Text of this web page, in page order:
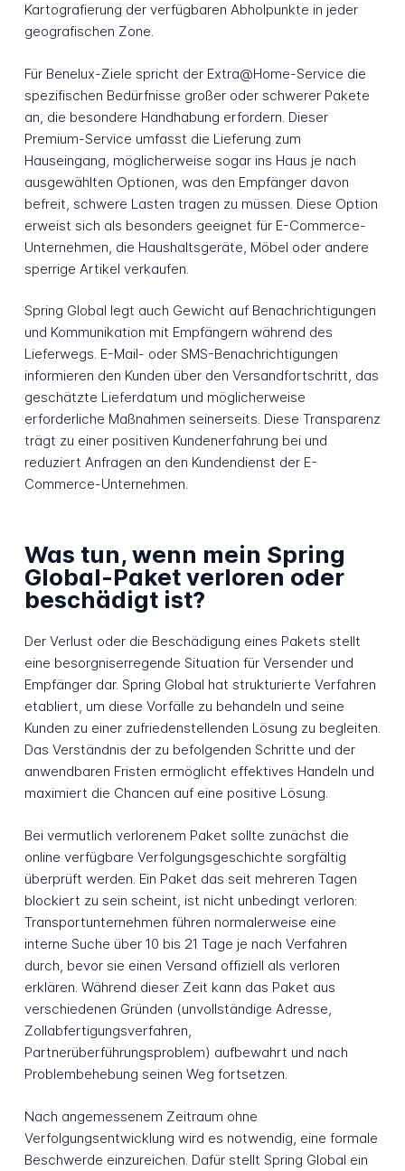
Kartografierung der verfügbaren Abholpunkte in jeder
geografischen Zone.
Für Benelux-Ziele spricht der Extra@Home-Service die
spezifischen Bedürfnisse großer oder schwerer Pakete
an, die besondere Handhabung erfordern. Dieser
Premium-Service umfasst die Lieferung zum
Hauseingang, möglicherweise sogar ins Haus je nach
ausgewählten Optionen, was den Empfänger davon
befreit, schwere Lasten tragen zu müssen. Diese Option
erweist sich als besonders geeignet für E-Commerce-
Unternehmen, die Haushaltsgeräte, Möbel oder andere
sperrige Artikel verkaufen.
Spring Global legt auch Gewicht auf Benachrichtigungen
und Kommunikation mit Empfängern während des
Lieferwegs. E-Mail- oder SMS-Benachrichtigungen
informieren den Kunden über den Versandfortschritt, das
geschätzte Lieferdatum und möglicherweise
erforderliche Maßnahmen seinerseits. Diese Transparenz
trägt zu einer positiven Kundenerfahrung bei und
reduziert Anfragen an den Kundendienst der E-
Commerce-Unternehmen.
Was tun, wenn mein Spring
Global-Paket verloren oder
beschädigt ist?
Der Verlust oder die Beschädigung eines Pakets stellt
eine besorgniserregende Situation für Versender und
Empfänger dar. Spring Global hat strukturierte Verfahren
etabliert, um diese Vorfälle zu behandeln und seine
Kunden zu einer zufriedenstellenden Lösung zu begleiten.
Das Verständnis der zu befolgenden Schritte und der
anwendbaren Fristen ermöglicht effektives Handeln und
maximiert die Chancen auf eine positive Lösung.
Bei vermutlich verlorenem Paket sollte zunächst die
online verfügbare Verfolgungsgeschichte sorgfältig
überprüft werden. Ein Paket das seit mehreren Tagen
blockiert zu sein scheint, ist nicht unbedingt verloren:
Transportunternehmen führen normalerweise eine
interne Suche über 10 bis 21 Tage je nach Verfahren
durch, bevor sie einen Versand offiziell als verloren
erklären. Während dieser Zeit kann das Paket aus
verschiedenen Gründen (unvollständige Adresse,
Zollabfertigungsverfahren,
Partnerüberführungsproblem) aufbewahrt und nach
Problembehebung seinen Weg fortsetzen.
Nach angemessenem Zeitraum ohne
Verfolgungsentwicklung wird es notwendig, eine formale
Beschwerde einzureichen. Dafür stellt Spring Global ein